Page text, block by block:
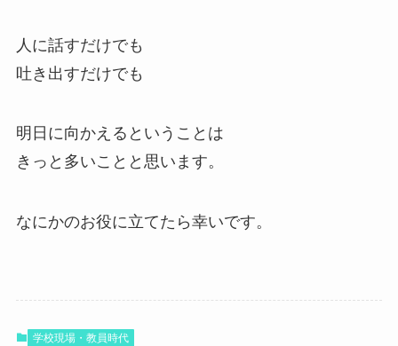
人に話すだけでも
吐き出すだけでも
明日に向かえるということは
きっと多いことと思います。
なにかのお役に立てたら幸いです。
学校現場・教員時代